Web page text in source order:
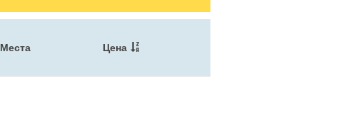
Места Цена